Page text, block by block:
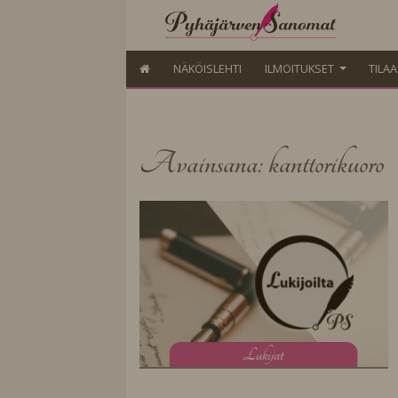
NÄKÖISLEHTI ILMOITUKSET
Avainsana: kanttorikuoro
Lukijat